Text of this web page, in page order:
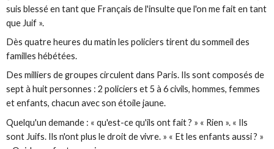
suis blessé en tant que Français de l'insulte que l'on me fait en tant
que Juif ».
Dès quatre heures du matin les policiers tirent du sommeil des
familles hébétées.
Des milliers de groupes circulent dans Paris. Ils sont composés de
sept à huit personnes : 2 policiers et 5 à 6 civils, hommes, femmes
et enfants, chacun avec son étoile jaune.
Quelqu'un demande : « qu'est-ce qu'ils ont fait ? » « Rien ». « Ils
sont Juifs. Ils n'ont plus le droit de vivre. » « Et les enfants aussi ? »